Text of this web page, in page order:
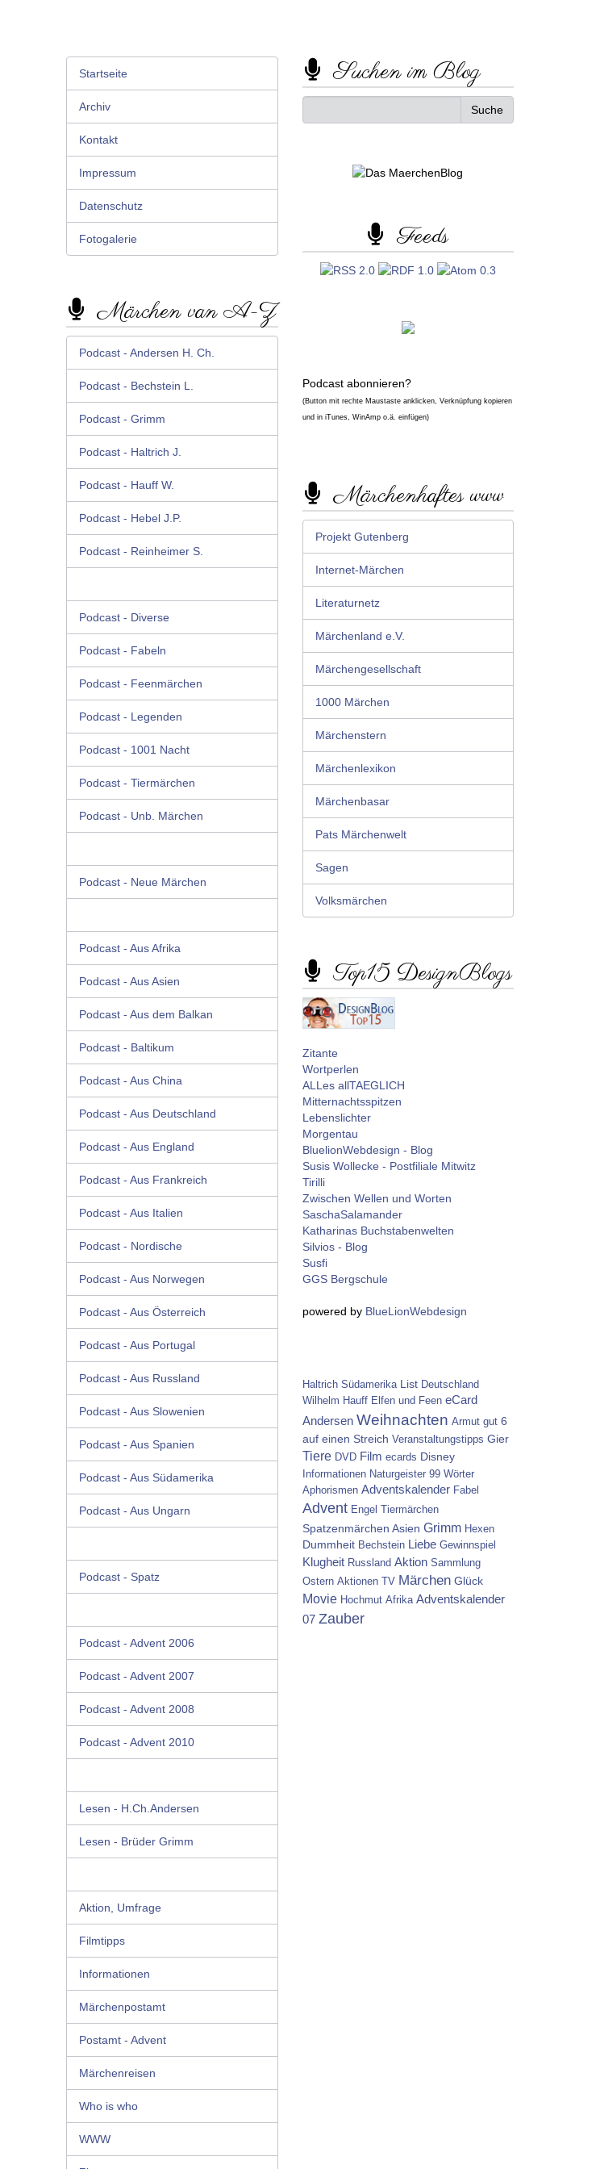
Startseite
Archiv
Kontakt
Impressum
Datenschutz
Fotogalerie
Märchen van A-Z
Podcast - Andersen H. Ch.
Podcast - Bechstein L.
Podcast - Grimm
Podcast - Haltrich J.
Podcast - Hauff W.
Podcast - Hebel J.P.
Podcast - Reinheimer S.
Podcast - Diverse
Podcast - Fabeln
Podcast - Feenmärchen
Podcast - Legenden
Podcast - 1001 Nacht
Podcast - Tiermärchen
Podcast - Unb. Märchen
Podcast - Neue Märchen
Podcast - Aus Afrika
Podcast - Aus Asien
Podcast - Aus dem Balkan
Podcast - Baltikum
Podcast - Aus China
Podcast - Aus Deutschland
Podcast - Aus England
Podcast - Aus Frankreich
Podcast - Aus Italien
Podcast - Nordische
Podcast - Aus Norwegen
Podcast - Aus Österreich
Podcast - Aus Portugal
Podcast - Aus Russland
Podcast - Aus Slowenien
Podcast - Aus Spanien
Podcast - Aus Südamerika
Podcast - Aus Ungarn
Podcast - Spatz
Podcast - Advent 2006
Podcast - Advent 2007
Podcast - Advent 2008
Podcast - Advent 2010
Lesen - H.Ch.Andersen
Lesen - Brüder Grimm
Aktion, Umfrage
Filmtipps
Informationen
Märchenpostamt
Postamt - Advent
Märchenreisen
Who is who
WWW
Suchen im Blog
Feeds
Podcast abonnieren?
(Button mit rechte Maustaste anklicken, Verknüpfung kopieren
und in iTunes, WinAmp o.ä. einfügen)
Märchenhaftes www
Projekt Gutenberg
Internet-Märchen
Literaturnetz
Märchenland e.V.
Märchengesellschaft
1000 Märchen
Märchenstern
Märchenlexikon
Märchenbasar
Pats Märchenwelt
Sagen
Volksmärchen
Top15 DesignBlogs
Zitante
Wortperlen
ALLes allTAEGLICH
Mitternachtsspitzen
Lebenslichter
Morgentau
BluelionWebdesign - Blog
Susis Wollecke - Postfiliale Mitwitz
Tirilli
Zwischen Wellen und Worten
SaschaSalamander
Katharinas Buchstabenwelten
Silvios - Blog
Susfi
GGS Bergschule
powered by BlueLionWebdesign
Haltrich Südamerika List Deutschland
Wilhelm Hauff Elfen und Feen eCard
Andersen Weihnachten Armut gut 6
auf einen Streich Veranstaltungstipps Gier
Tiere DVD Film ecards Disney
Informationen Naturgeister 99 Wörter
Aphorismen Adventskalender Fabel
Advent Engel Tiermärchen
Spatzenmärchen Asien Grimm Hexen
Dummheit Bechstein Liebe Gewinnspiel
Klugheit Russland Aktion Sammlung
Ostern Aktionen TV Märchen Glück
Movie Hochmut Afrika Adventskalender
07 Zauber